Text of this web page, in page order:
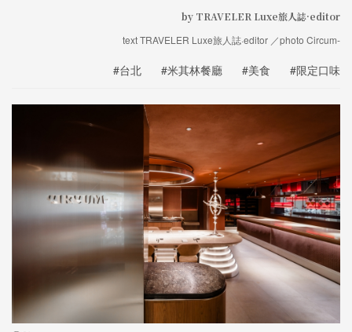
by TRAVELER Luxe旅人誌·editor
text TRAVELER Luxe旅人誌·editor ／photo Circum-
#台北 #米其林餐廳 #美食 #限定口味